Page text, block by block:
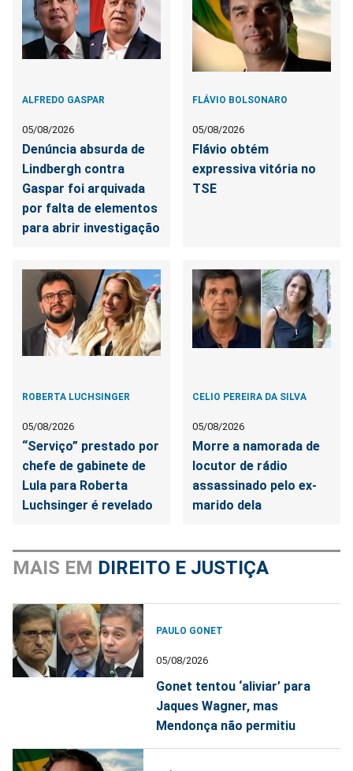
ALFREDO GASPAR
05/08/2026
Denúncia absurda de
Lindbergh contra
Gaspar foi arquivada
por falta de elementos
para abrir investigação
FLÁVIO BOLSONARO
05/08/2026
Flávio obtém
expressiva vitória no
TSE
ROBERTA LUCHSINGER
05/08/2026
“Serviço” prestado por
chefe de gabinete de
Lula para Roberta
Luchsinger é revelado
CELIO PEREIRA DA SILVA
05/08/2026
Morre a namorada de
locutor de rádio
assassinado pelo ex-
marido dela
MAIS EM DIREITO E JUSTIÇA
PAULO GONET
05/08/2026
Gonet tentou ‘aliviar’ para
Jaques Wagner, mas
Mendonça não permitiu